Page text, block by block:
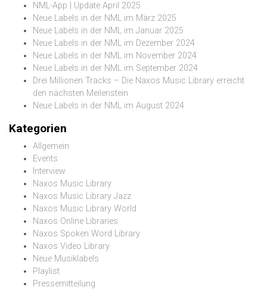
NML-App | Update April 2025
Neue Labels in der NML im März 2025
Neue Labels in der NML im Januar 2025
Neue Labels in der NML im Dezember 2024
Neue Labels in der NML im November 2024
Neue Labels in der NML im September 2024
Drei Millionen Tracks – Die Naxos Music Library erreicht
den nächsten Meilenstein
Neue Labels in der NML im August 2024
Kategorien
Allgemein
Events
Interview
Naxos Music Library
Naxos Music Library Jazz
Naxos Music Library World
Naxos Online Libraries
Naxos Spoken Word Library
Naxos Video Library
Neue Musiklabels
Playlist
Pressemitteilung